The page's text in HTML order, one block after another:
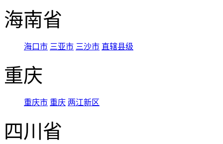
海南省
海口市 三亚市 三沙市 直辖县级
重庆
重庆市 重庆 两江新区
四川省